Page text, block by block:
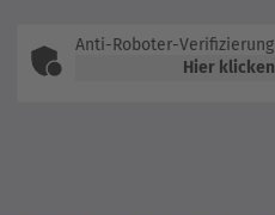
Anti-Roboter-Verifizierung
Hier klicken